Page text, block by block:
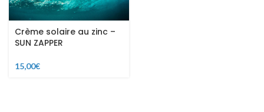
Crème solaire au zinc –
SUN ZAPPER
15,00€